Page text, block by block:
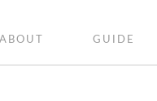
ABOUT GUIDE